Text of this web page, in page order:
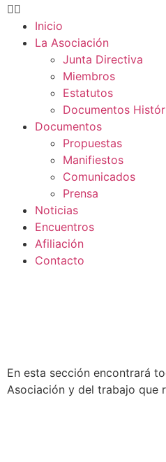
Inicio
La Asociación
Junta Directiva
Miembros
Estatutos
Documentos
Documentos
Propuestas
Manifiestos
Comunicados
Prensa
Noticias
Encuentros
Afiliación
Contacto
En esta sección encontrará
Asociación y del trabajo que